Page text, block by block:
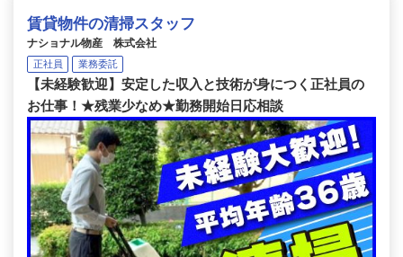
賃貸物件の清掃スタッフ
ナショナル物産 株式会社
正社員 業務委託
【未経験歓迎】安定した収入と技術が身につく正社員の
お仕事！★残業少なめ★勤務開始日応相談